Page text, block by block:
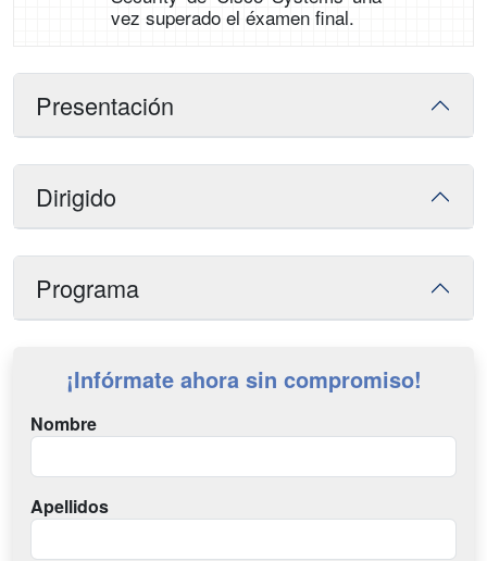
vez superado el éxamen final.
Presentación
Dirigido
Programa
¡Infórmate ahora sin compromiso!
Nombre
Apellidos